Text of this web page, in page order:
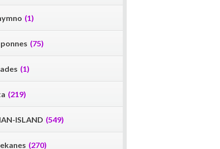
(1)
(75)
(1)
(219)
ISLAND (549)
(270)